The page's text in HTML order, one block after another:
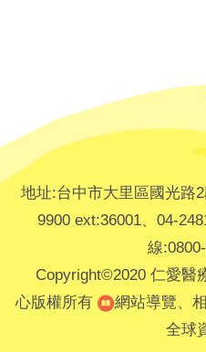
地址:台中市大里區國光路
9900 ext:36001、04-
線
Copyright©2020 仁愛醫
心版權所有
網站導覽、
全球